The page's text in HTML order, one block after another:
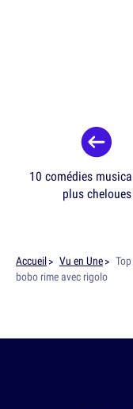
10 comédies
plus cheloues
Accueil Vu en Une
bobo rime avec rigolo